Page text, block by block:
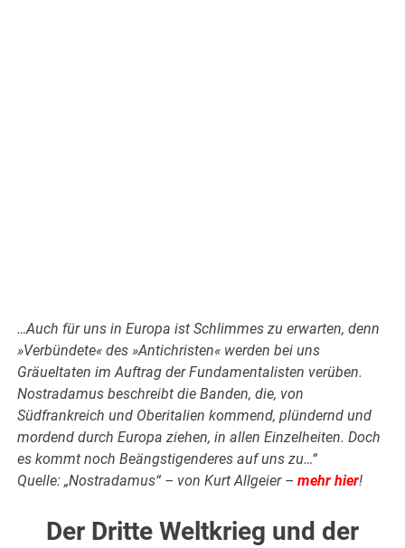
…Auch für uns in Europa ist Schlimmes zu erwarten, denn
»Verbündete« des »Antichristen« werden bei uns
Gräueltaten im Auftrag der Fundamentalisten verüben.
Nostradamus beschreibt die Banden, die, von
Südfrankreich und Oberitalien kommend, plündernd und
mordend durch Europa ziehen, in allen Einzelheiten. Doch
es kommt noch Beängstigenderes auf uns zu…“
Quelle: „Nostradamus“ – von Kurt Allgeier –mehr hier!
Der Dritte Weltkrieg und der